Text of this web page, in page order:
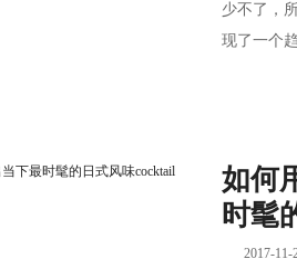
少不了，
现了一个
如何
时髦
2017-11-